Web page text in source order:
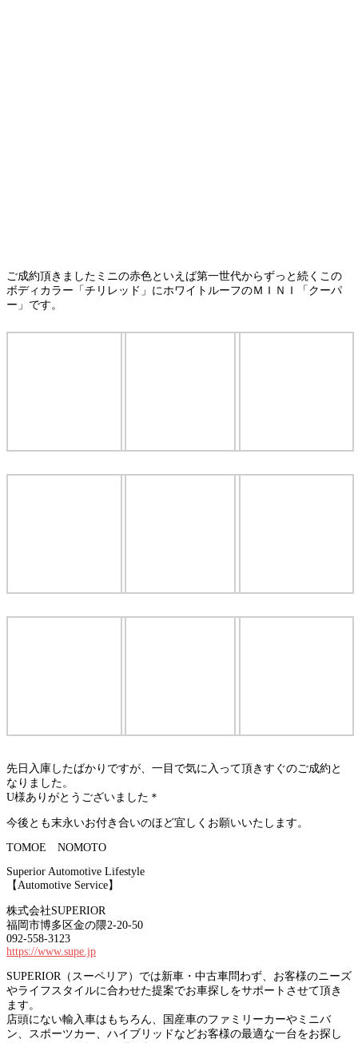
ご成約頂きましたミニの赤色といえば第一世代からずっと続くこの
ボディカラー「チリレッド」にホワイトルーフのＭＩＮＩ「クーパ
ー」です。
先日入庫したばかりですが、一目で気に入って頂きすぐのご成約と
なりました。
U様ありがとうございました＊
今後とも末永いお付き合いのほど宜しくお願いいたします。
TOMOE NOMOTO
Superior Automotive Lifestyle
【Automotive Service】
株式会社SUPERIOR
福岡市博多区金の隈2-20-50
092-558-3123
https://www.supe.jp
SUPERIOR（スーペリア）では新車・中古車問わず、お客様のニーズ
やライフスタイルに合わせた提案でお車探しをサポートさせて頂き
ます。
店頭にない輸入車はもちろん、国産車のファミリーカーやミニバ
ン、スポーツカー、ハイブリッドなどお客様の最適な一台をお探し